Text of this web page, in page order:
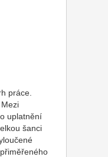
práce.
uplatnění
šanci